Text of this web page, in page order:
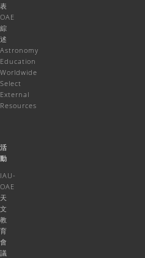
表
OAE
綜
述
Astronomy
Education
Worldwide
Select
External
Resources
活
動
IAU-
OAE
天
文
教
育
會
議